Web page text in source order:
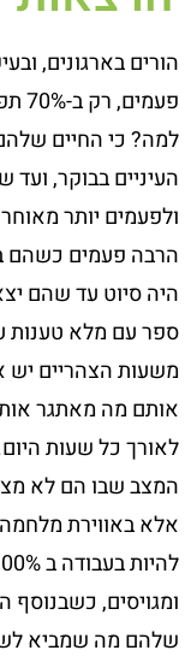
הורים בארגונים,
פעמים, רק ב-70% תפוקה.
למה? כי החיים
ולפעמים יותר
הרבה פעמים כשהם
היה סיוט עד שהם
ספר עם מלא טענות
משעות הצהריים יש
אותם מה מאתגר
לאורך כל שעות
המצב שבו הם לא
אלא באווירת
שלהם מה שמביא